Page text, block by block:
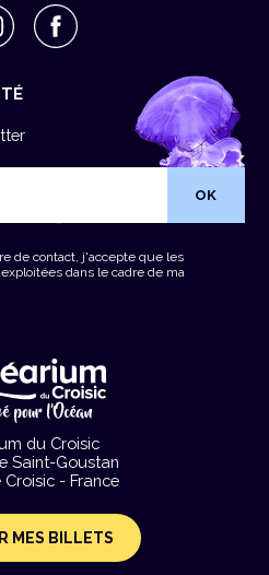
du Croisic
Saint-Goustan
- France
MES BILLETS
de contact, j'accepte que les
dans le cadre de ma